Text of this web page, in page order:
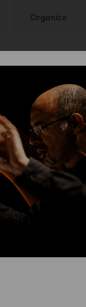
Organico